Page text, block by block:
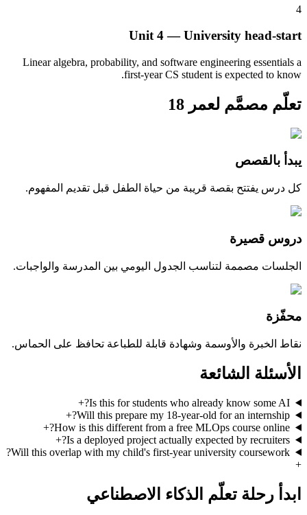
4
Unit 4 — University head-start
Linear algebra, probability, and software engineering essentials a
first-year CS student is expected to know.
تعلّم مصمَّم لعمر 18
يبدأ بالقصص
كل درس يفتتح بقصة قريبة من حياة الطفل قبل تقديم المفهوم.
دروس قصيرة
الجلسات مصممة لتناسب الجدول اليومي بين المدرسة والواجبات.
محفّزة
نقاط الخبرة والأوسمة وشهادة قابلة للطباعة تحافظ على الحماس.
الأسئلة الشائعة
Is this for students who already know some AI?
+
Will this prepare my 18-year-old for an internship?
+
How is this different from a free MLOps course online?
+
Is a deployed project actually expected by recruiters?
+
Will this overlap with my child's first-year university coursework?
+
ابدأ رحلة تعلّم الذكاء الاصطناعي